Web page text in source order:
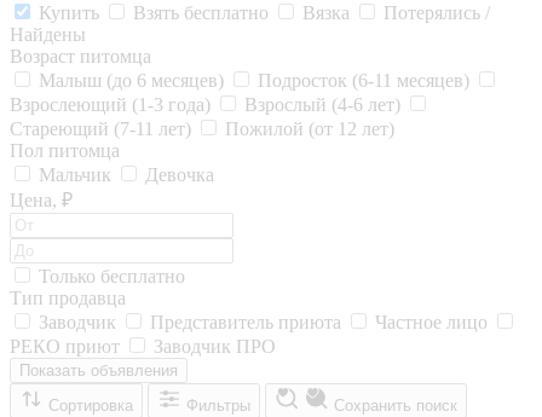
Купить
Взять бесплатно Вязка
Потерялись /
Найдены
Возраст питомца
Малыш (до 6 месяцев)
Подросток (6-11 месяцев)
Взрослеющий (1-3 года)
Взрослый (4-6 лет)
Стареющий (7-11 лет)
Пожилой (от 12 лет)
Пол питомца
Мальчик
Девочка
Цена, ₽
Только бесплатно
Тип продавца
Заводчик
Представитель приюта
Частное лицо
РЕКО приют
Заводчик ПРО
Показать объявления
Сортировка
Фильтры Сохранить поиск